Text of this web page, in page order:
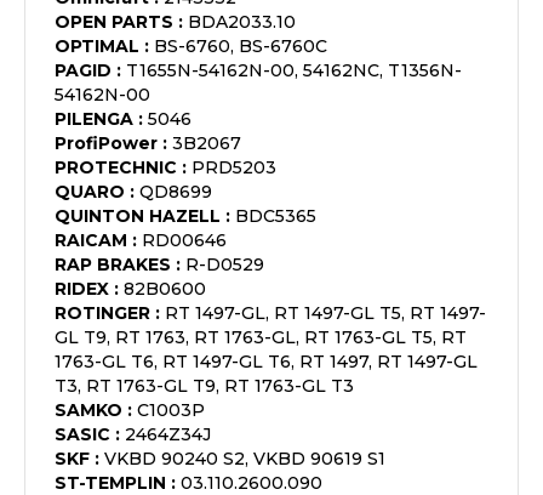
OPEN PARTS : BDA2033.10
OPTIMAL : BS-6760, BS-6760C
PAGID : T1655N-54162N-00, 54162NC, T1356N-
54162N-00
PILENGA : 5046
ProfiPower : 3B2067
PROTECHNIC : PRD5203
QUARO : QD8699
QUINTON HAZELL : BDC5365
RAICAM : RD00646
RAP BRAKES : R-D0529
RIDEX : 82B0600
ROTINGER : RT 1497-GL, RT 1497-GL T5, RT 1497-
GL T9, RT 1763, RT 1763-GL, RT 1763-GL T5, RT
1763-GL T6, RT 1497-GL T6, RT 1497, RT 1497-GL
T3, RT 1763-GL T9, RT 1763-GL T3
SAMKO : C1003P
SASIC : 2464Z34J
SKF : VKBD 90240 S2, VKBD 90619 S1
ST-TEMPLIN : 03.110.2600.090